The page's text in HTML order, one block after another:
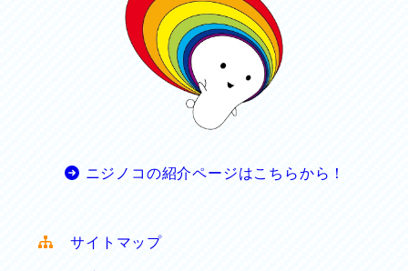
ニジノコの紹介ページはこちらから！
サイトマップ